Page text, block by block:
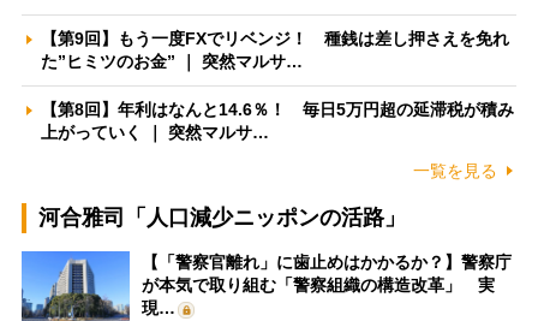
【第9回】もう一度FXでリベンジ！ 種銭は差し押さえを免れ
た”ヒミツのお金” ｜ 突然マルサ…
【第8回】年利はなんと14.6％！ 毎日5万円超の延滞税が積み
上がっていく ｜ 突然マルサ…
一覧を見る
河合雅司「人口減少ニッポンの活路」
【「警察官離れ」に歯止めはかかるか？】警察庁
が本気で取り組む「警察組織の構造改革」 実
現…